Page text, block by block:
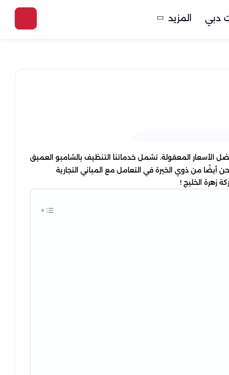
دبي المزيد
المعقولة. تشمل خدماتنا التنظيف بالشامبو العميق
أيضًا من ذوي الخبرة في التعامل مع المباني التجارية
زهرة الخليج !